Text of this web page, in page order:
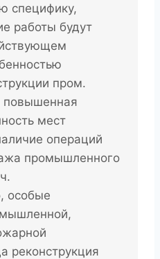
специфику,
работы будут
пром.
повышенная
мест
операций
промышленного
особые
реконструкция